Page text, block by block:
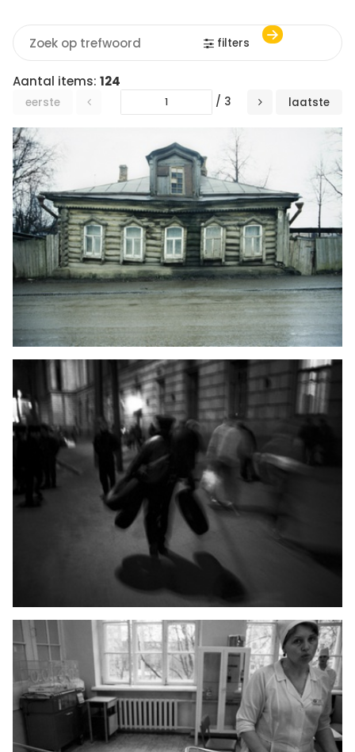
filters
Aantal items: 124
eerste / 3 laatste